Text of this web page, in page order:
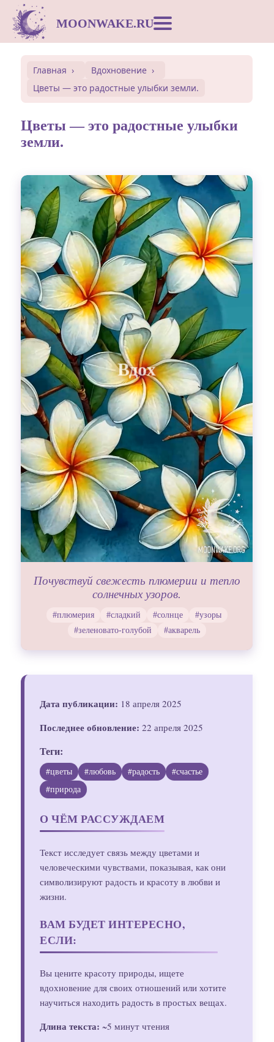
MOONWAKE.RU
Открытки
Символы
Вдохновение
Гадания
Красоты!
Fashion
Главная
Вдохновение
Цветы — это радостные улыбки земли.
Цветы — это радостные улыбки
земли.
Выдох
Почувствуй свежесть плюмерии и тепло
солнечных узоров.
#плюмерия #сладкий #солнце
#узоры
#зеленовато-голубой
#акварель
Дата публикации: 18 апреля 2025
Последнее обновление: 22 апреля 2025
Теги:
#цветы #любовь #радость
#счастье
#природа
О ЧЁМ РАССУЖДАЕМ
Текст исследует связь между цветами и
человеческими чувствами, показывая, как они
символизируют радость и красоту в любви и
жизни.
ВАМ БУДЕТ ИНТЕРЕСНО,
ЕСЛИ:
Вы цените красоту природы, ищете
вдохновение для своих отношений или хотите
научиться находить радость в простых вещах.
Длина текста: ~5 минут чтения